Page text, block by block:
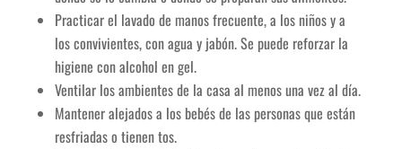
Practicar el lavado de manos frecuente, a los niños y a
los convivientes, con agua y jabón. Se puede reforzar la
higiene con alcohol en gel.
Ventilar los ambientes de la casa al menos una vez al día.
Mantener alejados a los bebés de las personas que están
resfriadas o tienen tos.